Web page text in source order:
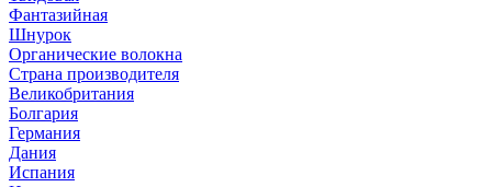
Фантазийная
Шнурок
Органические волокна
Страна производителя
Великобритания
Болгария
Германия
Дания
Испания